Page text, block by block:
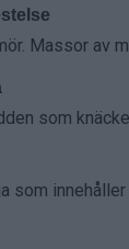
Massor av
som
som